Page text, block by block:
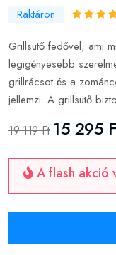
Raktáron
Grillsütő fedővel, ami
legigényesebb
grillrácsot és a
jellemzi. A grillsütő
19 119 Ft 15 295
A flash akció